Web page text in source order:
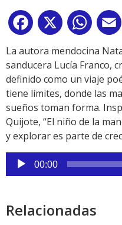
Facebook
X
La autora mendocina
sanducera Lucía Franco,
definido como un viaje
tiene límites, donde las
sueños toman forma.
Quijote, “El niño de la
y explorar es parte de
Reproductor
de
00:00
Relacionadas